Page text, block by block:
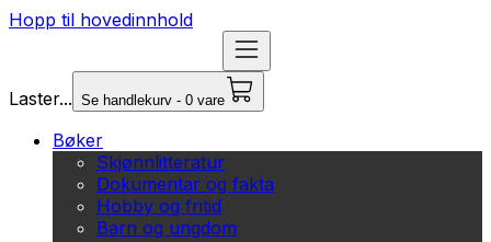
Hopp til hovedinnhold
Laster... Se handlekurv - 0 vare
Bøker
Skjønnlitteratur
Dokumentar og fakta
Hobby og fritid
Barn og ungdom